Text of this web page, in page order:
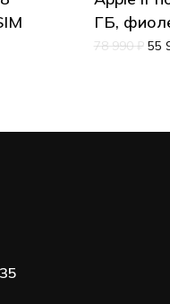
ГБ,
78 990₽ 55